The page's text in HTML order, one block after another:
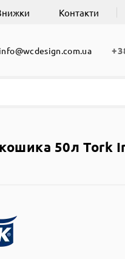
Контакти
info@wcdesign.com.ua
50л Tork